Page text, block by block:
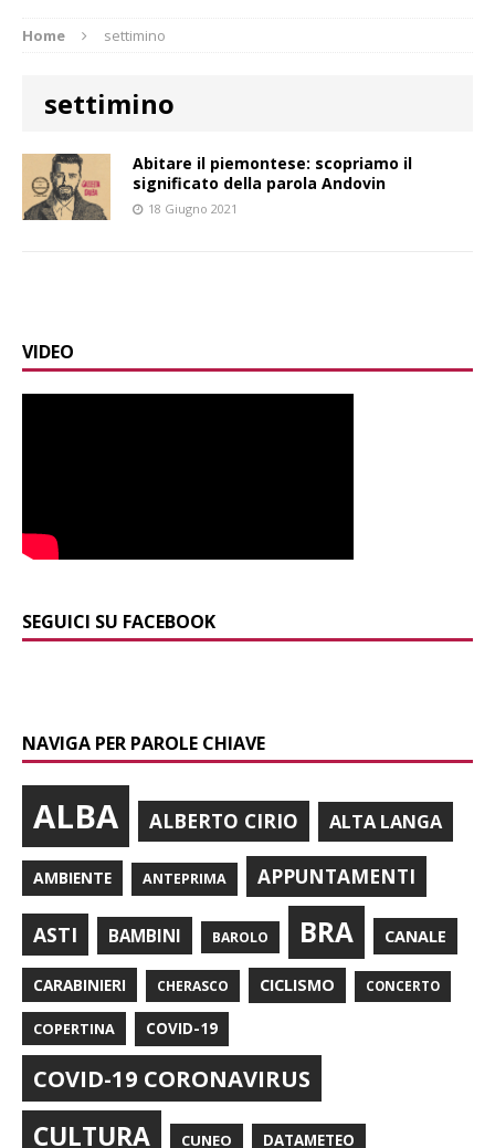
Home settimino
settimino
Abitare il piemontese: scopriamo il
significato della parola Andovin
18 Giugno 2021
VIDEO
SEGUICI SU FACEBOOK
NAVIGA PER PAROLE CHIAVE
ALBA ALBERTO CIRIO ALTA LANGA
AMBIENTE ANTEPRIMA APPUNTAMENTI
ASTI BAMBINI BAROLO BRA CANALE
CARABINIERI CHERASCO CICLISMO CONCERTO
COPERTINA COVID-19
COVID-19 CORONAVIRUS
CULTURA CUNEO DATAMETEO